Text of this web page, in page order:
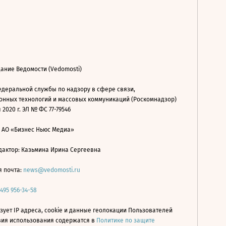
Ведомости (Vedomosti)
службы по надзору в сфере связи,
технологий и массовых коммуникаций (Роскомнадзор)
2020 г. ЭЛ № ФС 77-79546
АО «Бизнес Ньюс Медиа»
Казьмина Ирина Сергеевна
почта: news@vedomosti.ru
495 956-34-58
IP адреса, cookie и данные геолокации Пользователей
использования содержатся в Политике по защите